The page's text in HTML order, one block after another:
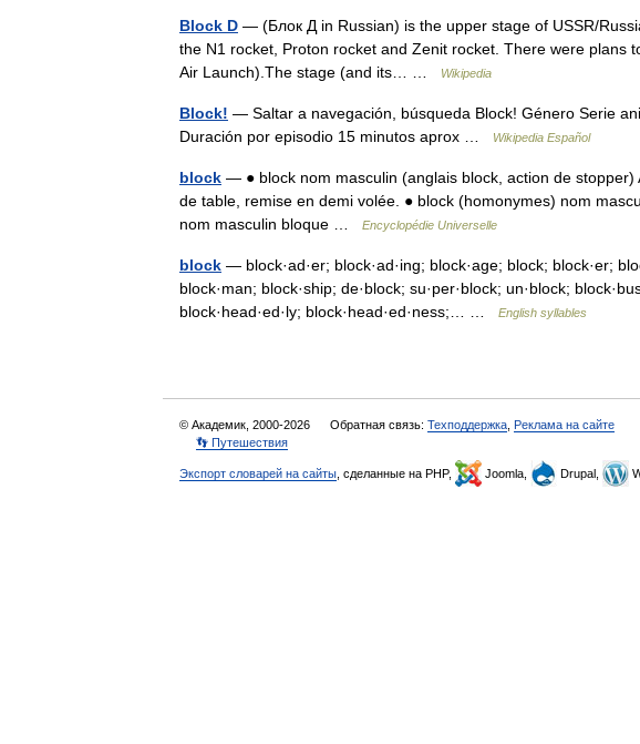
Block D — (Блок Д in Russian) is the upper stage of USSR/
the N1 rocket, Proton rocket and Zenit rocket. There were plans
Air Launch).The stage (and its… …
Wikipedia
Block! — Saltar a navegación, búsqueda Block! Género Serie
Duración por episodio 15 minutos aprox …
Wikipedia Español
block — ● block nom masculin (anglais block, action de
de table, remise en demi volée. ● block (homonymes) nom
nom masculin bloque …
Encyclopédie Universelle
block — block·ad·er; block·ad·ing; block·age; block; block·er;
block·man; block·ship; de·block; su·per·block; un·block;
block·head·ed·ly; block·head·ed·ness;… …
English syllables
© Академик, 2000-2026 Обратная связь: Техподдержка Реклама на сайте
👣 Путешествия
Экспорт словарей на сайты , сделанные на PHP, Joomla, Drupal,